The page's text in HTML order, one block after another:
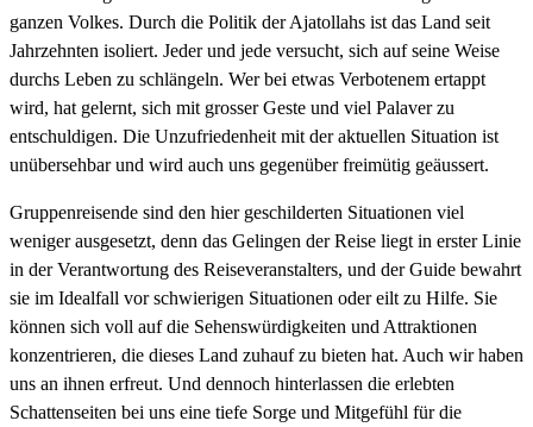
ganzen Volkes. Durch die Politik der Ajatollahs ist das Land seit
Jahrzehnten isoliert. Jeder und jede versucht, sich auf seine Weise
durchs Leben zu schlängeln. Wer bei etwas Verbotenem ertappt
wird, hat gelernt, sich mit grosser Geste und viel Palaver zu
entschuldigen. Die Unzufriedenheit mit der aktuellen Situation ist
unübersehbar und wird auch uns gegenüber freimütig geäussert.
Gruppenreisende sind den hier geschilderten Situationen viel
weniger ausgesetzt, denn das Gelingen der Reise liegt in erster Linie
in der Verantwortung des Reiseveranstalters, und der Guide bewahrt
sie im Idealfall vor schwierigen Situationen oder eilt zu Hilfe. Sie
können sich voll auf die Sehenswürdigkeiten und Attraktionen
konzentrieren, die dieses Land zuhauf zu bieten hat. Auch wir haben
uns an ihnen erfreut. Und dennoch hinterlassen die erlebten
Schattenseiten bei uns eine tiefe Sorge und Mitgefühl für die